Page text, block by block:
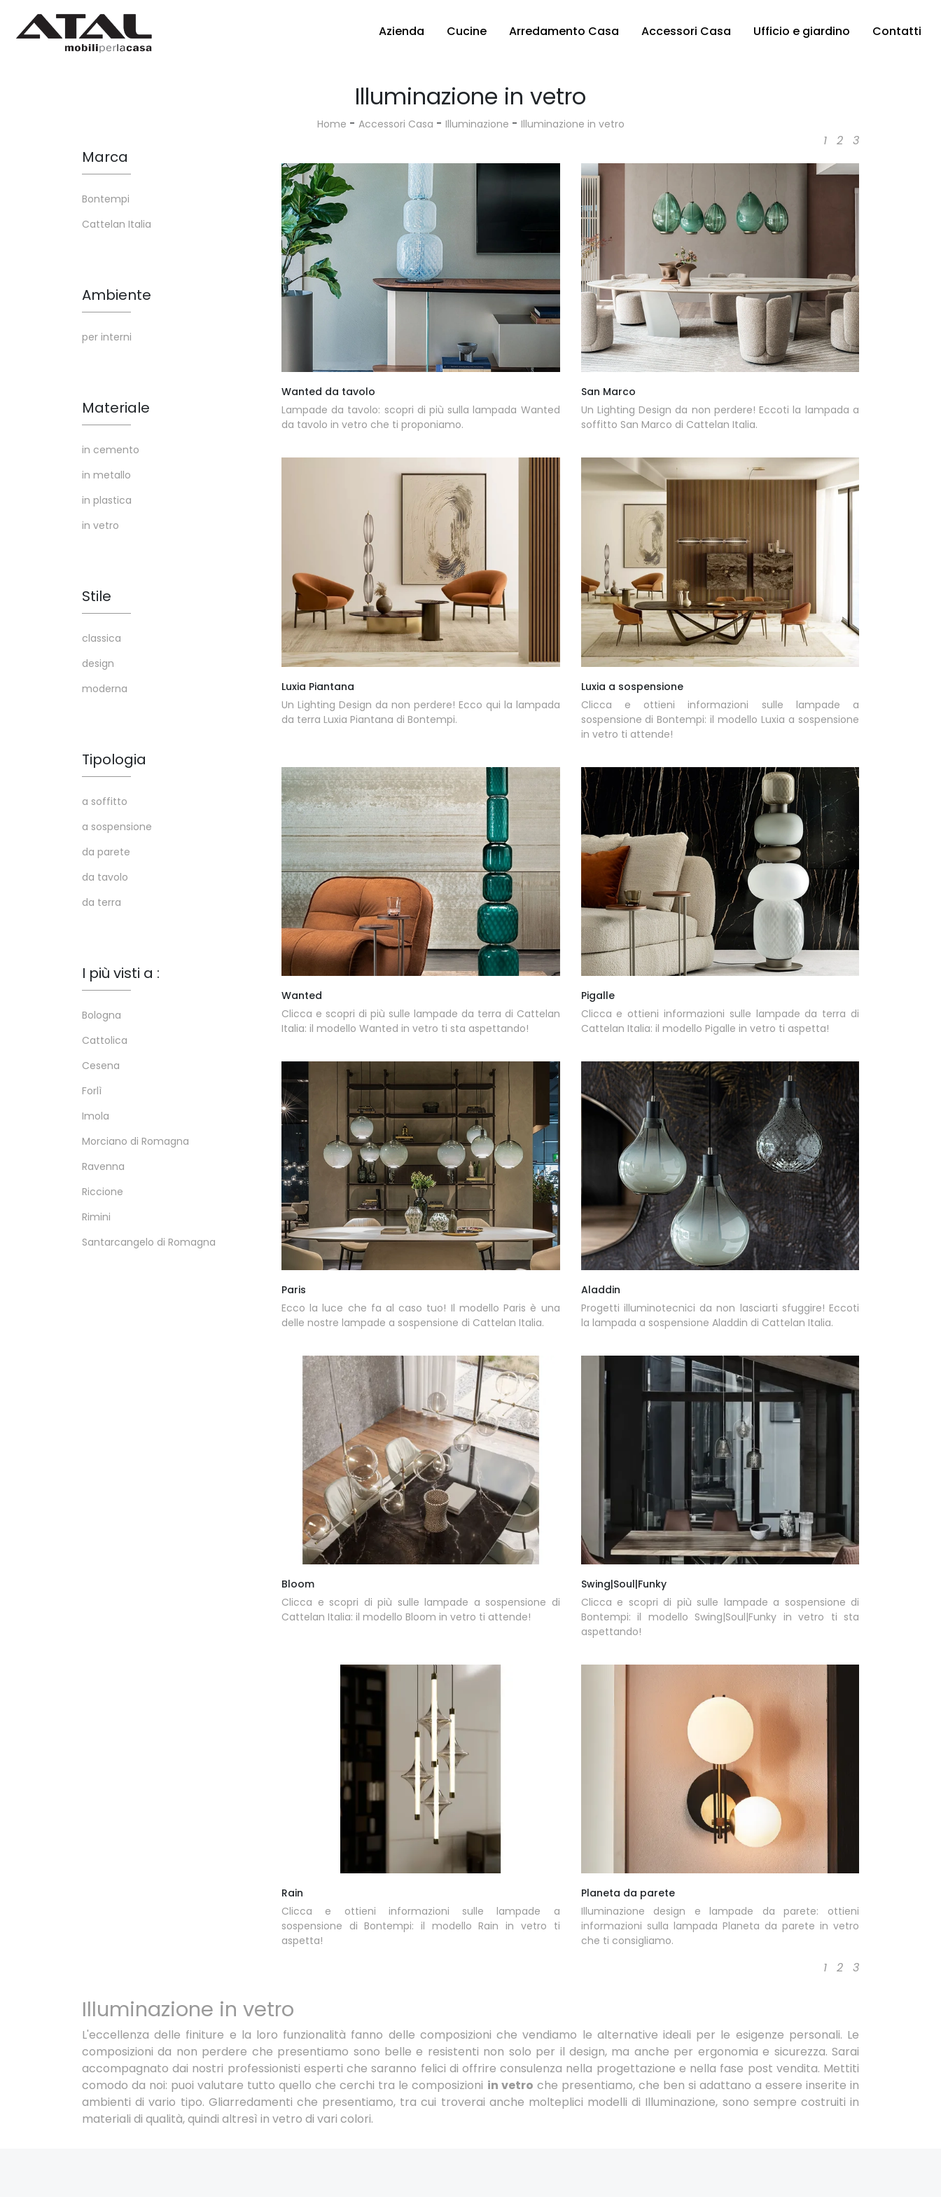
Azienda Cucine Arredamento Casa Accessori Casa Ufficio e giardino Contatti
Illuminazione in vetro
Home - Accessori Casa - Illuminazione - Illuminazione in vetro
1 2 3
Wanted da tavolo
Lampade da tavolo: scopri di più sulla lampada Wanted
da tavolo in vetro che ti proponiamo.
San Marco
Un Lighting Design da non perdere! Eccoti la lampada a
soffitto San Marco di Cattelan Italia.
Luxia Piantana
Un Lighting Design da non perdere! Ecco qui la lampada
da terra Luxia Piantana di Bontempi.
Luxia a sospensione
Clicca e ottieni informazioni sulle lampade a
sospensione di Bontempi: il modello Luxia a sospensione
in vetro ti attende!
Wanted
Clicca e scopri di più sulle lampade da terra di Cattelan
Italia: il modello Wanted in vetro ti sta aspettando!
Pigalle
Clicca e ottieni informazioni sulle lampade da terra di
Cattelan Italia: il modello Pigalle in vetro ti aspetta!
Paris
Ecco la luce che fa al caso tuo! Il modello Paris è una
delle nostre lampade a sospensione di Cattelan Italia.
Aladdin
Progetti illuminotecnici da non lasciarti sfuggire! Eccoti
la lampada a sospensione Aladdin di Cattelan Italia.
Bloom
Clicca e scopri di più sulle lampade a sospensione di
Cattelan Italia: il modello Bloom in vetro ti attende!
Swing|Soul|Funky
Clicca e scopri di più sulle lampade a sospensione di
Bontempi: il modello Swing|Soul|Funky in vetro ti sta
aspettando!
Rain
Clicca e ottieni informazioni sulle lampade a
sospensione di Bontempi: il modello Rain in vetro ti
aspetta!
Planeta da parete
Illuminazione design e lampade da parete: ottieni
informazioni sulla lampada Planeta da parete in vetro
che ti consigliamo.
1 2 3
Marca
Bontempi
Cattelan Italia
Ambiente
per interni
Materiale
in cemento
in metallo
in plastica
in vetro
Stile
classica
design
moderna
Tipologia
a soffitto
a sospensione
da parete
da tavolo
da terra
I più visti a :
Bologna
Cattolica
Cesena
Forlì
Imola
Morciano di Romagna
Ravenna
Riccione
Rimini
Santarcangelo di Romagna
Illuminazione in vetro
L'eccellenza delle finiture e la loro funzionalità fanno delle composizioni che vendiamo le alternative ideali per le esigenze personali. Le
composizioni da non perdere che presentiamo sono belle e resistenti non solo per il design, ma anche per ergonomia e sicurezza. Sarai
accompagnato dai nostri professionisti esperti che saranno felici di offrire consulenza nella progettazione e nella fase post vendita. Mettiti
comodo da noi: puoi valutare tutto quello che cerchi tra le composizioni in vetro che presentiamo, che ben si adattano a essere inserite in
ambienti di vario tipo. Gliarredamenti che presentiamo, tra cui troverai anche molteplici modelli di Illuminazione, sono sempre costruiti in
materiali di qualità, quindi altresì in vetro di vari colori.